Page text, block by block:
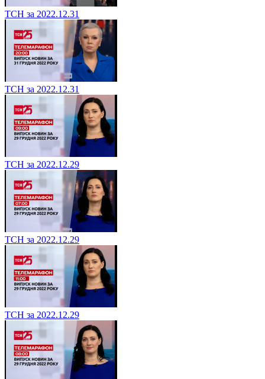
ТСН за 2022.12.31
ТСН за 2022.12.31
ТСН за 2022.12.29
ТСН за 2022.12.29
ТСН за 2022.12.29